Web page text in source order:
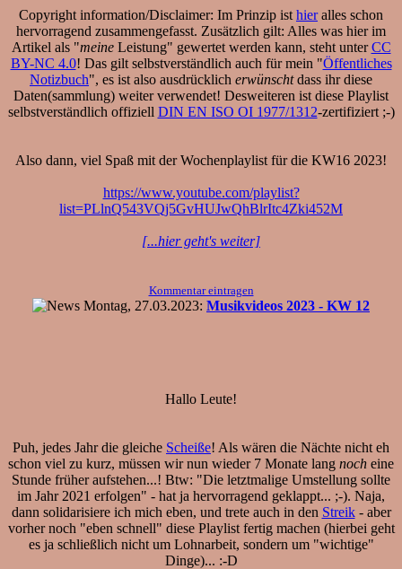
Copyright information/Disclaimer: Im Prinzip ist hieralles schon
hervorragend zusammengefasst. Zusätzlich gilt: Alles was hier im
Artikel als "meineLeistung" gewertet werden kann, steht unterCC
BY-NC 4.0! Das gilt selbstverständlich auch für mein "Öffentliches
Notizbuch", es ist also ausdrücklich erwünschtdass ihr diese
Daten(sammlung) weiter verwendet! Desweiteren ist diese Playlist
selbstverständlich offiziell DIN EN ISO OI 1977/1312-zertifiziert ;-)
Also dann, viel Spaß mit der Wochenplaylist für die KW16 2023!
https://www.youtube.com/playlist?
list=PLlnQ543VQj5GvHUJwQhBlrItc4Zki452M
[...hier geht's weiter]
Kommentar eintragen
Montag, 27.03.2023: Musikvideos 2023 - KW 12
Hallo Leute!
Puh, jedes Jahr die gleiche Scheiße! Als wären die Nächte nicht eh
schon viel zu kurz, müssen wir nun wieder 7 Monate lang noch eine
Stunde früher aufstehen...! Btw: "Die letztmalige Umstellung sollte
im Jahr 2021 erfolgen" - hat ja hervorragend geklappt... ;-). Naja,
dann solidarisiere ich mich eben, und trete auch in den Streik- aber
vorher noch "eben schnell" diese Playlist fertig machen (hierbei geht
es ja schließlich nicht um Lohnarbeit, sondern um "wichtige"
Dinge)... :-D